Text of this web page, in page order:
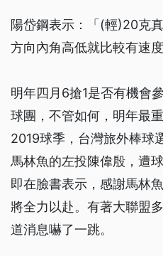
陽岱鋼表示：「(輕)20克
方向內角高低就比較有速度
明年四月6搶1是否有機會
球團，不管如何，明年最
2019球季，台灣旅外棒球
馬林魚的左投陳偉殷，遭
即在臉書表示，感謝馬林
將全力以赴。有著大聯盟
道消息嚇了一跳。